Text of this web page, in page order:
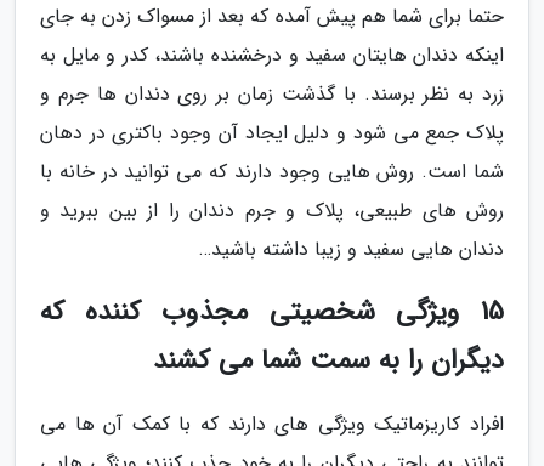
حتما برای شما هم پیش آمده که بعد از مسواک زدن به جای
اینکه دندان هایتان سفید و درخشنده باشند، کدر و مایل به
زرد به نظر برسند. با گذشت زمان بر روی دندان ها جرم و
پلاک جمع می شود و دلیل ایجاد آن وجود باکتری در دهان
شما است. روش هایی وجود دارند که می توانید در خانه با
روش های طبیعی، پلاک و جرم دندان را از بین ببرید و
دندان هایی سفید و زیبا داشته باشید…
15 ویژگی شخصیتی مجذوب کننده که
دیگران را به سمت شما می کشند
افراد کاریزماتیک ویژگی های دارند که با کمک آن ها می